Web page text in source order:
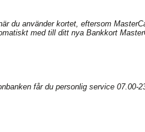
du använder kortet, eftersom
med till ditt nya Bankkort
får du personlig service 07.00-